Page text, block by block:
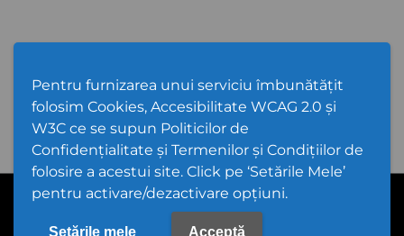
Pentru furnizarea unui serviciu îmbunătățit
folosim Cookies, Accesibilitate WCAG 2.0 și
W3C ce se supun Politicilor de
Confidențialitate și Termenilor și Condițiilor de
folosire a acestui site. Click pe ‘Setările Mele’
pentru activare/dezactivare opțiuni.
Setările mele Acceptă
Cod Județ 4 | Județul Bacău | Tipul UAT - 14 - C - Comună |
Codul SIRUTA al Unitații Administrativ-Teritoriale 20368 | Gioseni
PPW @2026 |Hartă Website|Setări Cookies și Accesibilitate